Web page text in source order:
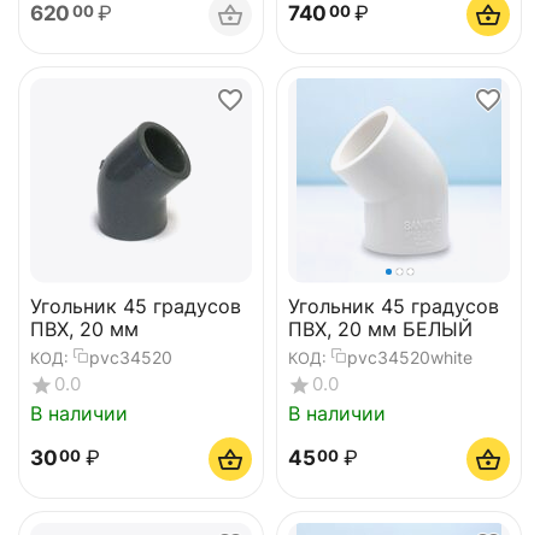
620 00 ₽
740 00 ₽
Угольник 45 градусов
ПВХ, 20 мм
КОД: pvc34520
0.0
В наличии
3000 ₽
Угольник 45 градусов
ПВХ, 20 мм БЕЛЫЙ
КОД: pvc34520white
0.0
В наличии
4500 ₽